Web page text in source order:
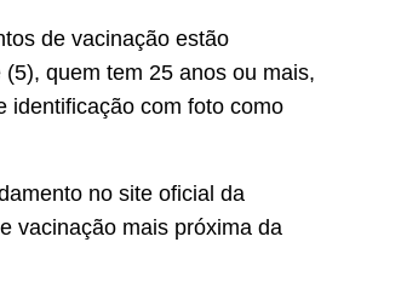
de vacinação estão
quem tem 25 anos ou mais,
identificação com foto como
no site oficial da
vacinação mais próxima da